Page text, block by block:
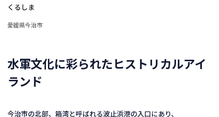
くるしま
愛媛県今治市
水軍文化に彩られたヒストリカルアイ
ランド
今治市の北部、箱湾と呼ばれる波止浜港の入口にあり、